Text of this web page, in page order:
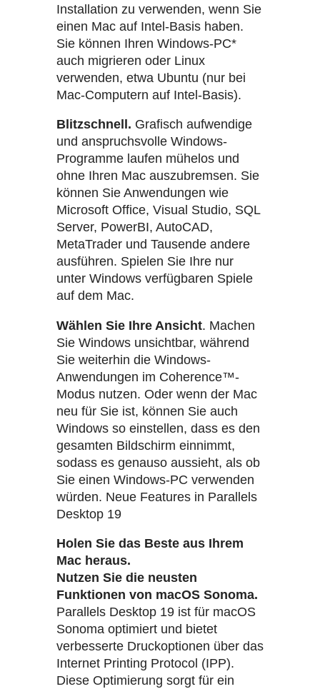
Installation zu verwenden, wenn Sie
einen Mac auf Intel-Basis haben.
Sie können Ihren Windows-PC*
auch migrieren oder Linux
verwenden, etwa Ubuntu (nur bei
Mac-Computern auf Intel-Basis).
Blitzschnell. Grafisch aufwendige
und anspruchsvolle Windows-
Programme laufen mühelos und
ohne Ihren Mac auszubremsen. Sie
können Sie Anwendungen wie
Microsoft Office, Visual Studio, SQL
Server, PowerBI, AutoCAD,
MetaTrader und Tausende andere
ausführen. Spielen Sie Ihre nur
unter Windows verfügbaren Spiele
auf dem Mac.
Wählen Sie Ihre Ansicht. Machen
Sie Windows unsichtbar, während
Sie weiterhin die Windows-
Anwendungen im Coherence™-
Modus nutzen. Oder wenn der Mac
neu für Sie ist, können Sie auch
Windows so einstellen, dass es den
gesamten Bildschirm einnimmt,
sodass es genauso aussieht, als ob
Sie einen Windows-PC verwenden
würden. Neue Features in Parallels
Desktop 19
Holen Sie das Beste aus Ihrem
Mac heraus.
Nutzen Sie die neusten
Funktionen von macOS Sonoma.
Parallels Desktop 19 ist für macOS
Sonoma optimiert und bietet
verbesserte Druckoptionen über das
Internet Printing Protocol (IPP).
Diese Optimierung sorgt für ein